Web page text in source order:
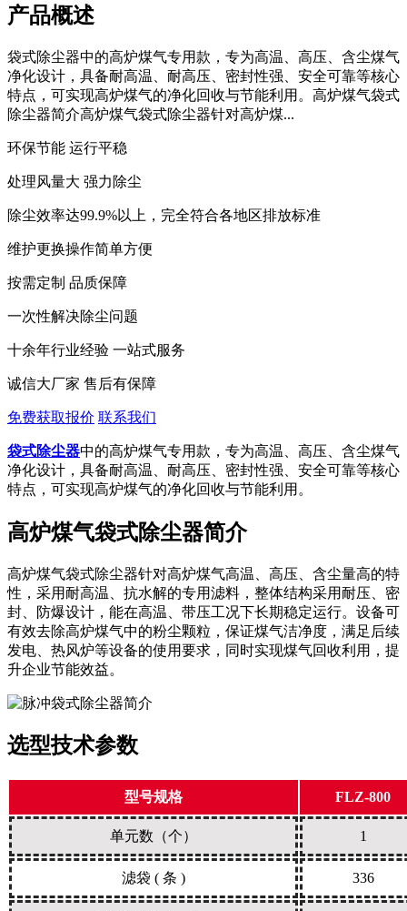
产品概述
袋式除尘器中的高炉煤气专用款，专为高温、高压、含尘煤气
净化设计，具备耐高温、耐高压、密封性强、安全可靠等核心
特点，可实现高炉煤气的净化回收与节能利用。高炉煤气袋式
除尘器简介高炉煤气袋式除尘器针对高炉煤...
环保节能 运行平稳
处理风量大 强力除尘
除尘效率达99.9%以上，完全符合各地区排放标准
维护更换操作简单方便
按需定制 品质保障
一次性解决除尘问题
十余年行业经验 一站式服务
诚信大厂家 售后有保障
免费获取报价 联系我们
袋式除尘器中的高炉煤气专用款，专为高温、高压、含尘煤气
净化设计，具备耐高温、耐高压、密封性强、安全可靠等核心
特点，可实现高炉煤气的净化回收与节能利用。
高炉煤气袋式除尘器简介
高炉煤气袋式除尘器针对高炉煤气高温、高压、含尘量高的特
性，采用耐高温、抗水解的专用滤料，整体结构采用耐压、密
封、防爆设计，能在高温、带压工况下长期稳定运行。设备可
有效去除高炉煤气中的粉尘颗粒，保证煤气洁净度，满足后续
发电、热风炉等设备的使用要求，同时实现煤气回收利用，提
升企业节能效益。
选型技术参数
型号规格 FLZ-800
单元数（个） 1
滤袋 ( 条 ) 336